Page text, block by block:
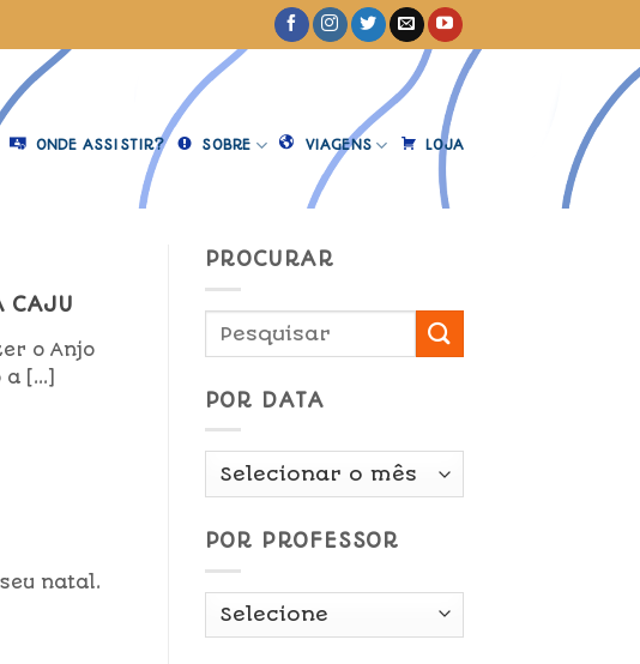
ONDE ASSISTIR? SOBRE VIAGENS LOJA
CAJU
o Anjo
[...]
natal.
PROCURAR
POR DATA
Por
POR PROFESSOR